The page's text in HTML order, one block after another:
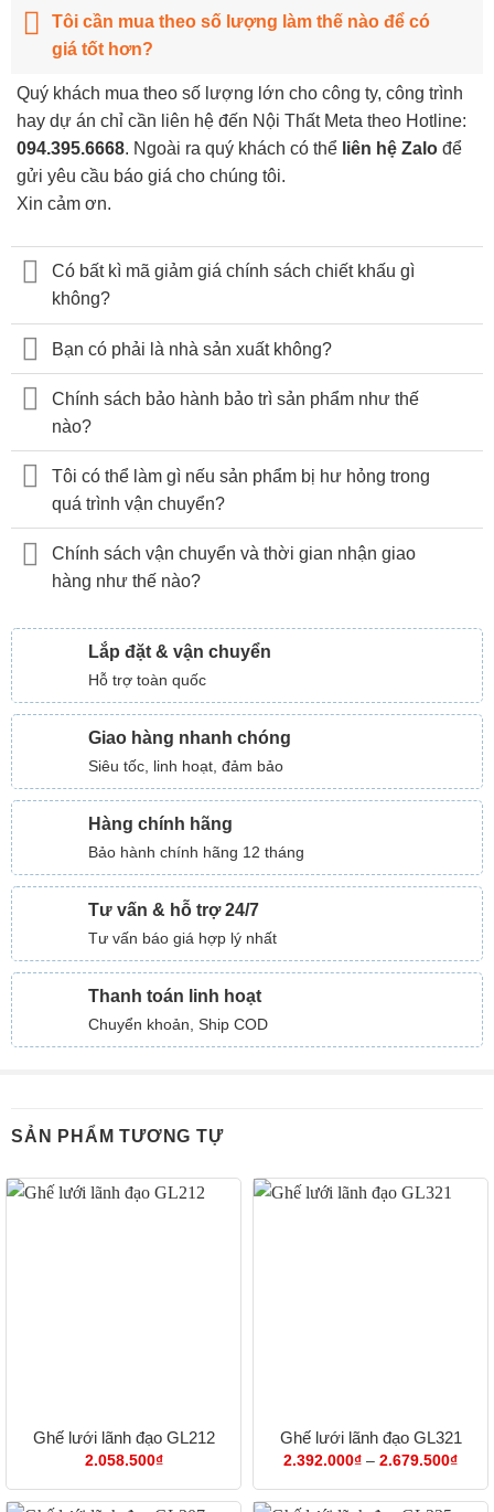
Tôi cần mua theo số lượng làm thế nào để có
giá tốt hơn?
Quý khách mua theo số lượng lớn cho công ty, công trình
hay dự án chỉ cần liên hệ đến Nội Thất Meta theo Hotline:
094.395.6668. Ngoài ra quý khách có thể liên hệ Zalo để
gửi yêu cầu báo giá cho chúng tôi.
Xin cảm ơn.
Có bất kì mã giảm giá chính sách chiết khấu gì
không?
Bạn có phải là nhà sản xuất không?
Chính sách bảo hành bảo trì sản phẩm như thế
nào?
Tôi có thể làm gì nếu sản phẩm bị hư hỏng trong
quá trình vận chuyển?
Chính sách vận chuyển và thời gian nhận giao
hàng như thế nào?
Lắp đặt & vận chuyển
Hỗ trợ toàn quốc
Giao hàng nhanh chóng
Siêu tốc, linh hoạt, đảm bảo
Hàng chính hãng
Bảo hành chính hãng 12 tháng
Tư vấn & hỗ trợ 24/7
Tư vấn báo giá hợp lý nhất
Thanh toán linh hoạt
Chuyển khoản, Ship COD
SẢN PHẨM TƯƠNG TỰ
Ghế lưới lãnh đạo GL212
2.058.500₫
Ghế lưới lãnh đạo GL321
2.392.000₫ – 2.679.500₫
từ